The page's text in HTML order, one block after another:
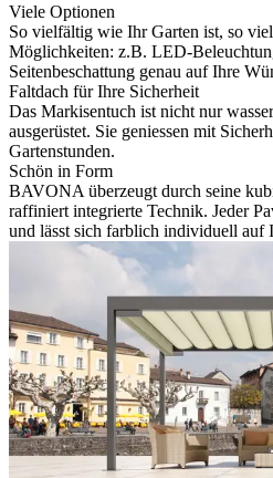
Viele Optionen
So vielfältig wie Ihr Garten ist, so
Möglichkeiten: z.B. LED-
Seitenbeschattung genau auf Ihre
Faltdach für Ihre Sicherheit
Das Markisentuch ist nicht nur
ausgerüstet. Sie geniessen mit
Gartenstunden.
Schön in Form
BAVONA überzeugt durch seine
raffiniert integrierte Technik. Jeder
und lässt sich farblich individuell auf